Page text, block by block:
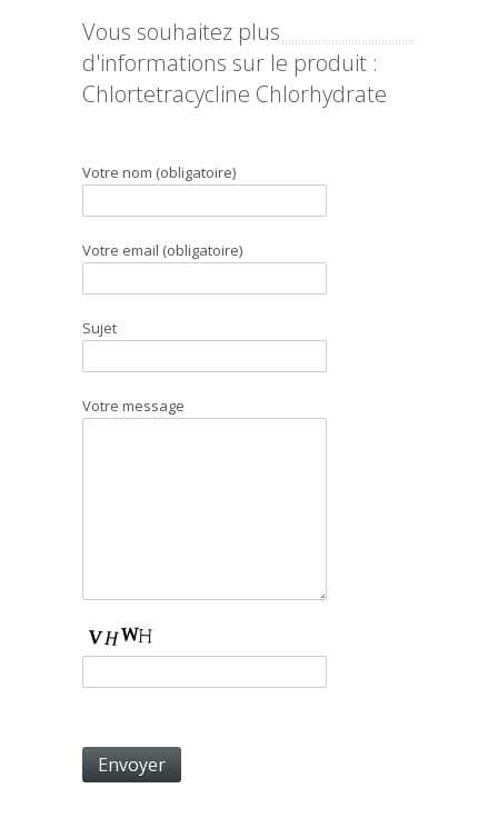
Vous souhaitez plus
d'informations sur le produit :
Chlortetracycline Chlorhydrate
Votre nom (obligatoire)
Votre email (obligatoire)
Sujet
Votre message